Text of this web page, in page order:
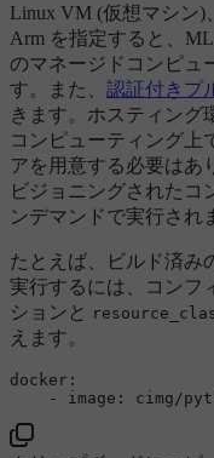
Linux VM (仮想マシン)
Arm を指定すると、
のマネージドコンピュ
す。また、 認証付きプ
きます。ホスティング
コンピューティング上
アを用意する必要はあ
ビジョニングされたコ
ンデマンドで実行され
たとえば、ビルド済み
実行するには、コンフ
ションと
えます。
docker:
-
image: cimg/